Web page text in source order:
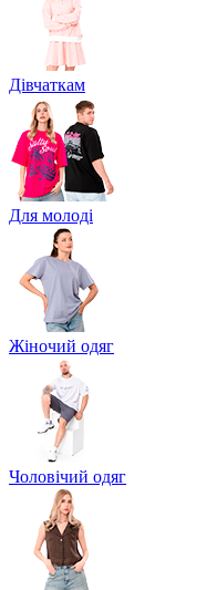
Дівчаткам
Для молоді
Жіночий одяг
Чоловічий одяг